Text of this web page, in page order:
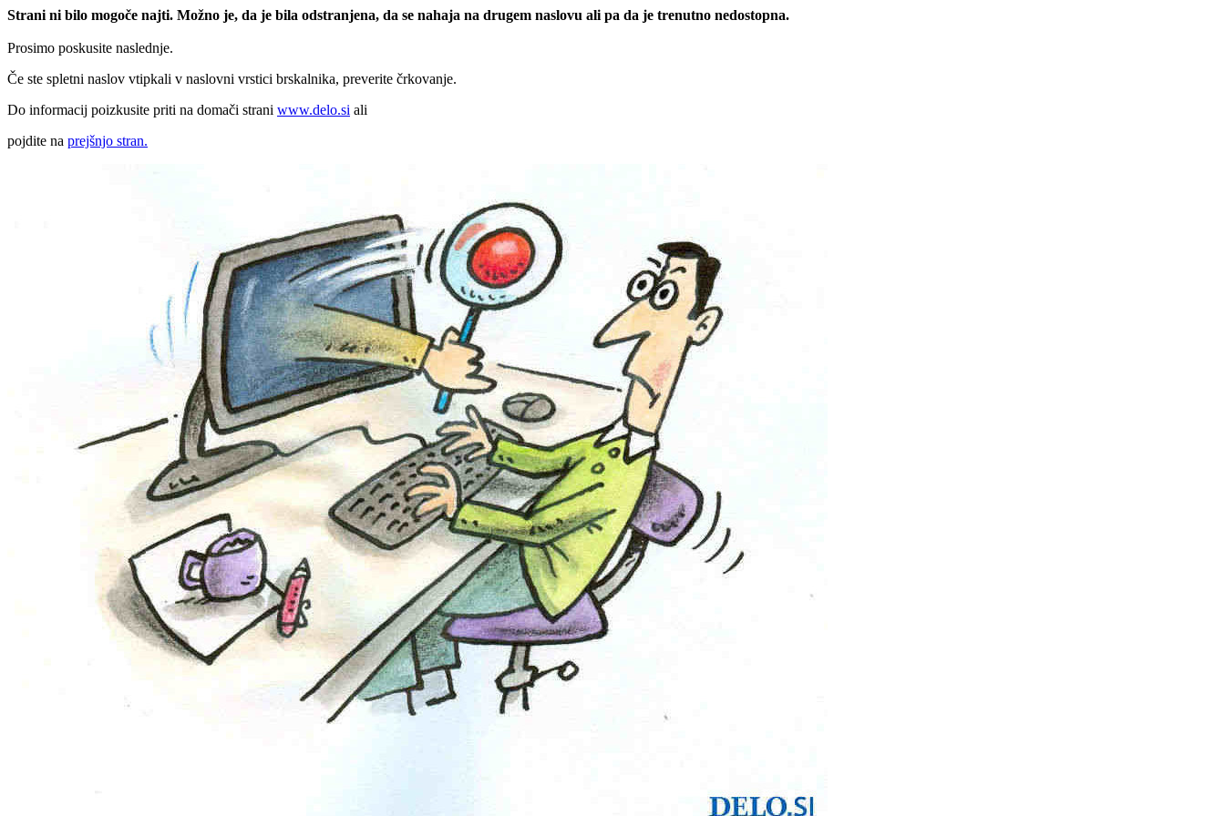
Strani ni bilo mogoče najti. Možno je, da je bila odstranjena, da se nahaja na drugem naslovu ali pa da je trenutno nedostopna.
Prosimo poskusite naslednje.
Če ste spletni naslov vtipkali v naslovni vrstici brskalnika, preverite črkovanje.
Do informacij poizkusite priti na domači strani www.delo.si ali
pojdite na prejšnjo stran.